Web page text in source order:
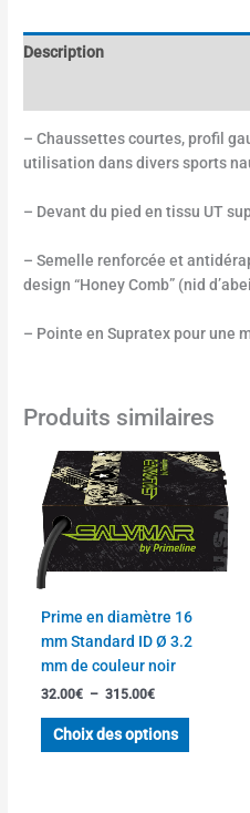
Description
– Chaussettes courtes, profil
utilisation dans divers sports
– Devant du pied en tissu UT
– Semelle renforcée et
design “Honey Comb” (nid
– Pointe en Supratex pour une
Produits similaires
Prime en diamètre 16
mm Standard ID Ø 3.2
mm de couleur noir
32.00€ – 315.00€
Plage
de
prix :
32.00€
à
315.00€
Choix des options
Ce
produit
a
plusieurs
peuvent
être
page